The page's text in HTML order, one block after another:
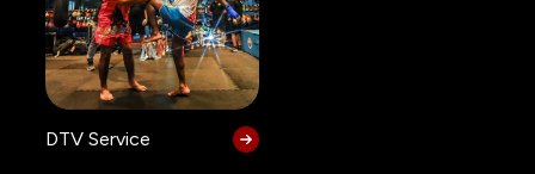
DTV Service